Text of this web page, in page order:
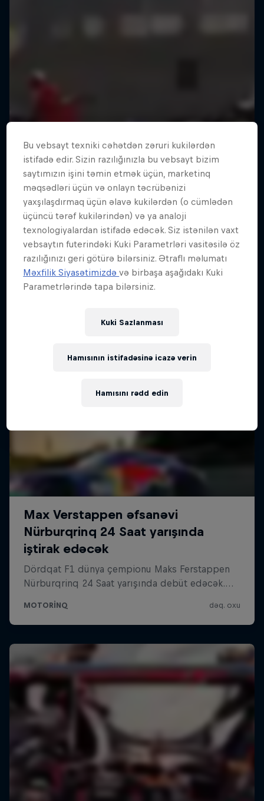
Bu vebsayt texniki cəhətdən zəruri kukilərdən
istifadə edir. Sizin razılığınızla bu vebsayt bizim
saytımızın işini təmin etmək üçün, marketinq
məqsədləri üçün və onlayn təcrübənizi
yaxşılaşdırmaq üçün əlavə kukilərdən (o cümlədən
üçüncü tərəf kukilərindən) və ya analoji
texnologiyalardan istifadə edəcək. Siz istənilən vaxt
vebsaytın futerindəki Kuki Parametrləri vasitəsilə öz
razılığınızı geri götürə bilərsiniz. Ətraflı məlumatı
Məxfilik Siyasətimizdəvə birbaşa aşağıdakı Kuki
Parametrlərində tapa bilərsiniz.
Kuki Sazlanması
Hamısını rədd edin
Hamısının istifadəsinə icazə verin